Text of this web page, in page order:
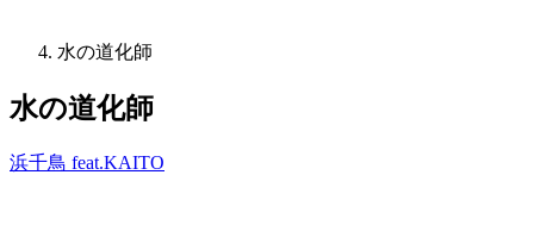
水の道化師
水の道化師
浜千鳥 feat.KAITO